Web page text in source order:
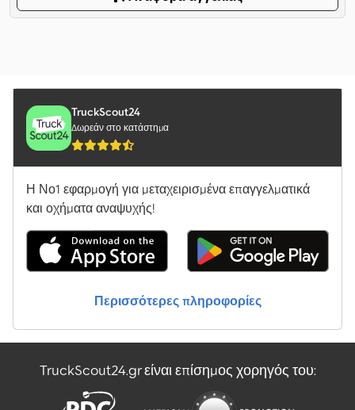
TruckScout24
Δωρεάν στο κατάστημα
Η Νο1 εφαρμογή για μεταχειρισμένα επαγγελματικά
και οχήματα αναψυχής!
Περισσότερες πληροφορίες
TruckScout24.gr είναι επίσημος χορηγός του: